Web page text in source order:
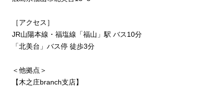
［アクセス］
JR山陽本線・福塩線「福山」駅 バス10分
「北美台」バス停 徒歩3分
＜他拠点＞
【木之庄branch支店】